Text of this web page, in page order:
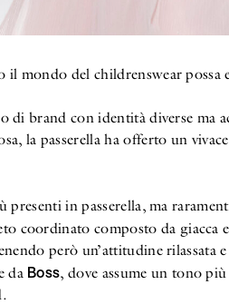
mondo del childrenswear possa
brand con identità diverse ma
la passerella ha offerto un
in passerella, ma
coordinato composto da giacca
però un’attitudine rilassata
da Boss, dove assume un tono